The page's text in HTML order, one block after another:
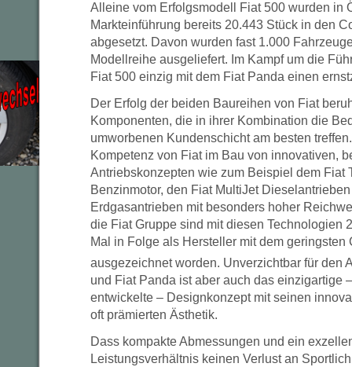
Alleine vom Erfolgsmodell Fiat 500 wurden in
Markteinführung bereits 20.443 Stück in den
abgesetzt. Davon wurden fast 1.000
Modellreihe ausgeliefert. Im Kampf um die
Fiat 500 einzig mit dem Fiat Panda einen
Der Erfolg der beiden Baureihen von Fiat
Komponenten, die in ihrer Kombination die
umworbenen Kundenschicht am besten
Kompetenz von Fiat im Bau von innovativen,
Antriebskonzepten wie zum Beispiel dem Fiat
Benzinmotor, den Fiat MultiJet
Erdgasantrieben mit besonders hoher
die Fiat Gruppe sind mit diesen Technologien
Mal in Folge als Hersteller mit dem geringsten
ausgezeichnet worden. Unverzichtbar für den
und Fiat Panda ist aber auch das einzigartige
entwickelte – Designkonzept mit seinen
oft prämierten Ästhetik.
Dass kompakte Abmessungen und ein
Leistungsverhältnis keinen Verlust an